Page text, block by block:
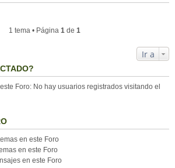
1 tema • Página 1de 1
Ir a
Foro: No hay usuarios registrados visitando el
en este Foro
en este Foro
en este Foro